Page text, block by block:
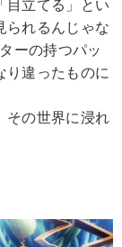
目立てる」とい
られるんじゃな
ーの持つパッ
り違ったものに
その世界に浸れ